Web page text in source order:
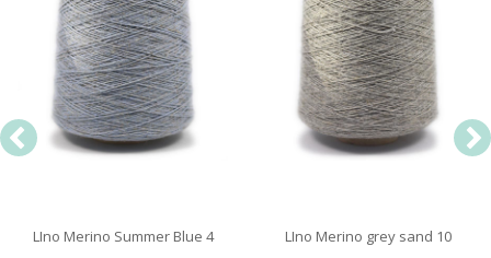
LIno Merino Summer Blue 4 LIno Merino grey sand 10